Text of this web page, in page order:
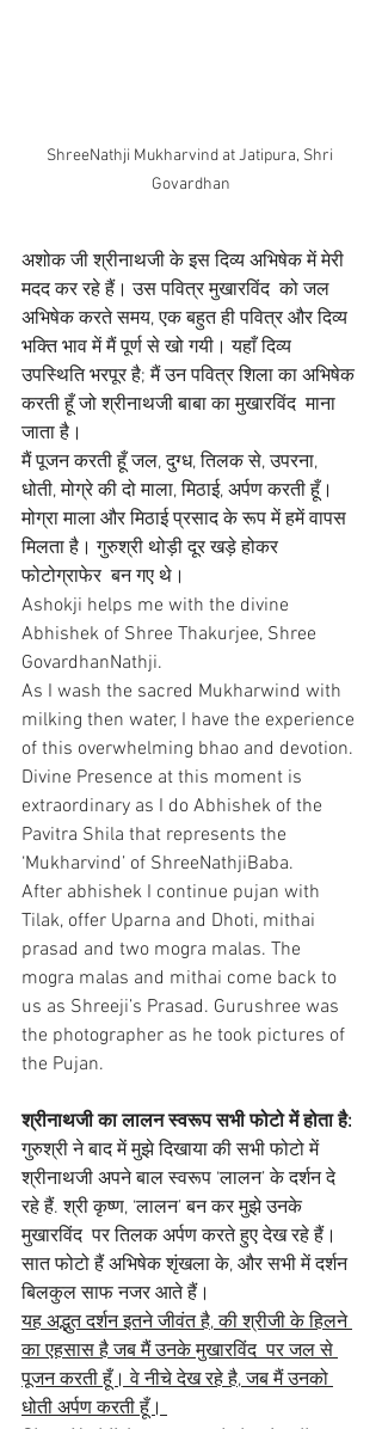
ShreeNathji Mukharvind at Jatipura, Shri
Govardhan
अशोक जी श्रीनाथजी के इस दिव्य अभिषेक में मेरी
मदद कर रहे हैं। उस पवित्र मुखारविंद  को जल
अभिषेक करते समय, एक बहुत ही पवित्र और दिव्य
भक्ति भाव में मैं पूर्ण से खो गयी। यहाँ दिव्य
उपस्थिति भरपूर है; मैं उन पवित्र शिला का अभिषेक
करती हूँ जो श्रीनाथजी बाबा का मुखारविंद  माना
जाता है।
मैं पूजन करती हूँ जल, दुग्ध, तिलक से, उपरना,
धोती, मोग्रे की दो माला, मिठाई, अर्पण करती हूँ।
मोग्रा माला और मिठाई प्रसाद के रूप में हमें वापस
मिलता है। गुरुश्री थोड़ी दूर खड़े होकर
फोटोग्राफेर  बन गए थे।
Ashokji helps me with the divine
Abhishek of Shree Thakurjee, Shree
GovardhanNathji.
As I wash the sacred Mukharwind with
milking then water, I have the experience
of this overwhelming bhao and devotion.
Divine Presence at this moment is
extraordinary as I do Abhishek of the
Pavitra Shila that represents the
‘Mukharvind’ of ShreeNathjiBaba.
After abhishek I continue pujan with
Tilak, offer Uparna and Dhoti, mithai
prasad and two mogra malas. The
mogra malas and mithai come back to
us as Shreeji’s Prasad. Gurushree was
the photographer as he took pictures of
the Pujan.
श्रीनाथजी का लालन स्वरूप सभी फोटो में होता है:
गुरुश्री ने बाद में मुझे दिखाया की सभी फोटो में
श्रीनाथजी अपने बाल स्वरूप ‘लालन’ के दर्शन दे
रहे हैं. श्री कृष्ण, ‘लालन’ बन कर मुझे उनके
मुखारविंद  पर तिलक अर्पण करते हुए देख रहे हैं।
सात फोटो हैं अभिषेक शृंखला के, और सभी में दर्शन
बिलकुल साफ नजर आते हैं।
यह अद्भुत दर्शन इतने जीवंत है, की श्रीजी के हिलने
का एहसास है जब मैं उनके मुखारविंद  पर जल से
पूजन करती हूँ। वे नीचे देख रहे है, जब मैं उनको
धोती अर्पण करती हूँ।